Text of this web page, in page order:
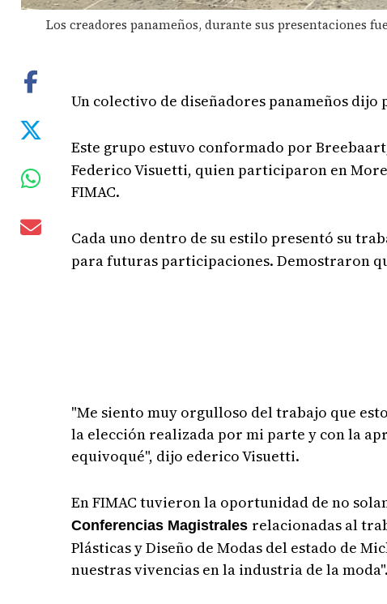
Los creadores panameños, durante sus presentaciones
Un colectivo de diseñadores panameños dijo
Este grupo estuvo conformado por
Federico Visuetti, quien participaron en
FIMAC.
Cada uno dentro de su estilo presentó su
para futuras participaciones. Demostraron
"Me siento muy orgulloso del trabajo que
la elección realizada por mi parte y con la
equivoqué", dijo ederico Visuetti.
En FIMAC tuvieron la oportunidad de no
Conferencias Magistrales relacionadas al
Plásticas y Diseño de Modas del estado de
nuestras vivencias en la industria de la moda".